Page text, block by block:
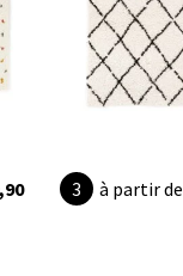
à partir de